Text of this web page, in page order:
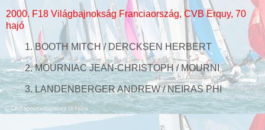
2000. F18 Világbajnokság Franciaország, CVB Erquy, 70
hajó
1.BOOTH MITCH / DERCKSEN HERBERT
2.MOURNIAC JEAN-CHRISTOPH / MOURNI
3.LANDENBERGER ANDREW / NEIRAS PHI